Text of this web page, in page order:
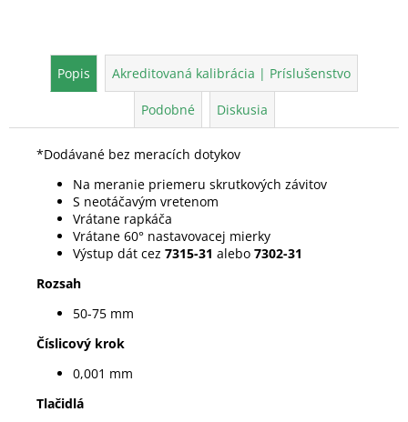
Popis Akreditovaná kalibrácia | Príslušenstvo
Podobné Diskusia
*Dodávané bez meracích dotykov
Na meranie priemeru skrutkových závitov
S neotáčavým vretenom
Vrátane rapkáča
Vrátane 60° nastavovacej mierky
Výstup dát cez 7315-31 alebo 7302-31
Rozsah
50-75 mm
Číslicový krok
0,001 mm
Tlačidlá